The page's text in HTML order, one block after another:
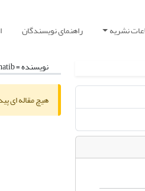
نشریه راهنمای نویسندگان
نویسنده =
هیچ مقاله ای